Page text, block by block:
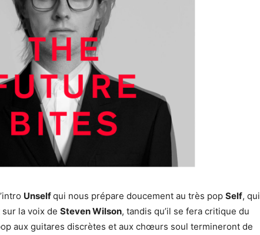
Unselfqui nous prépare doucement au très pop Self, qui
la voix de Steven Wilson, tandis qu’il se fera critique du
aux guitares discrètes et aux chœurs soul termineront de